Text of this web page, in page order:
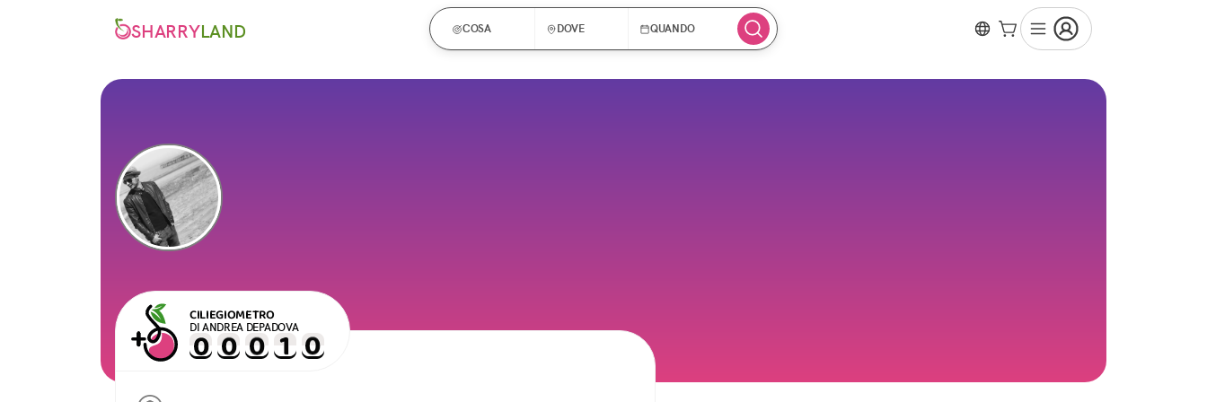
SHARRYLAND COSA DOVE QUANDO
CILIEGIOMETRO
DI ANDREA DEPADOVA